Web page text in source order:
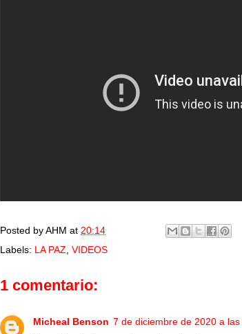
Posted byAHM at 20:14
Labels: LA PAZ, VIDEOS
1 comentario:
Micheal Benson 7 de diciembre de 2020 a